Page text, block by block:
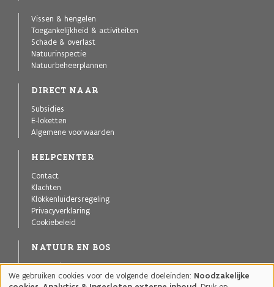
Vissen & hengelen
Toegankelijkheid & activiteiten
Schade & overlast
Natuurinspectie
Natuurbeheerplannen
DIRECT NAAR
Subsidies
E-loketten
Algemene voorwaarden
HELPCENTER
Contact
Klachten
Klokkenluidersregeling
Privacyverklaring
Cookiebeleid
NATUUR EN BOS
Agentschap voor Natuur en Bos
Publicaties
Gebruik
We gebruiken cookies voor de volgende doeleinden: Noodzakelijke